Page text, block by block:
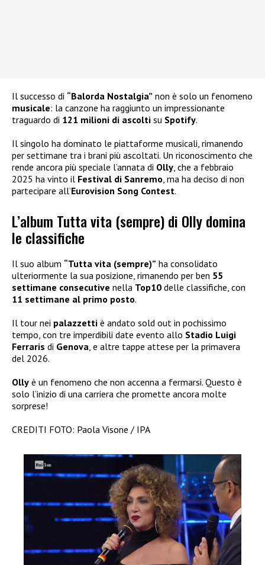
Il successo di “Balorda Nostalgia” non è solo un fenomeno
musicale: la canzone ha raggiunto un impressionante
traguardo di 121 milioni di ascolti su Spotify.
Il singolo ha dominato le piattaforme musicali, rimanendo
per settimane tra i brani più ascoltati. Un riconoscimento che
rende ancora più speciale l’annata di Olly, che a febbraio
2025 ha vinto il Festival di Sanremo, ma ha deciso di non
partecipare all’Eurovision Song Contest.
L’album Tutta vita (sempre) di Olly domina
le classifiche
Il suo album “Tutta vita (sempre)” ha consolidato
ulteriormente la sua posizione, rimanendo per ben 55
settimane consecutive nella Top10 delle classifiche, con
11 settimane al primo posto.
Il tour nei palazzetti è andato sold out in pochissimo
tempo, con tre imperdibili date evento allo Stadio Luigi
Ferraris di Genova , e altre tappe attese per la primavera
del 2026.
Olly è un fenomeno che non accenna a fermarsi. Questo è
solo l’inizio di una carriera che promette ancora molte
sorprese!
CREDITI FOTO: Paola Visone / IPA